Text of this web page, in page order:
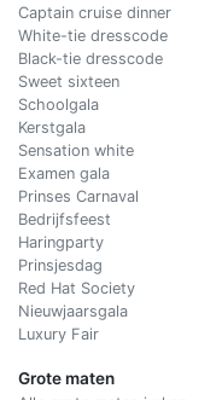
Captain cruise dinner
White-tie dresscode
Black-tie dresscode
Sweet sixteen
Schoolgala
Kerstgala
Sensation white
Examen gala
Prinses Carnaval
Bedrijfsfeest
Haringparty
Prinsjesdag
Red Hat Society
Nieuwjaarsgala
Luxury Fair
Grote maten